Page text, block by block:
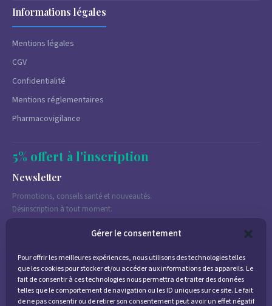
Gérer le consentement
Pour offrir les meilleures expériences, nous utilisons des technologies telles
que les cookies pour stocker et/ou accéder aux informations des appareils. Le
fait de consentir à ces technologies nous permettra de traiter des données
telles que le comportement de navigation ou les ID uniques sur ce site. Le fait
de ne pas consentir ou de retirer son consentement peut avoir un effet négatif
Informations légales
Mentions légales
CGV
Confidentialité
Mentions réglementaires
Pharmacovigilance
5% offert à l'inscription
Newsletter
Promotions, conseils santé et nouveautés.
Désinscription à tout moment.
J'accepte de recevoir des emails marketing conformément à la
politique de confidentialité